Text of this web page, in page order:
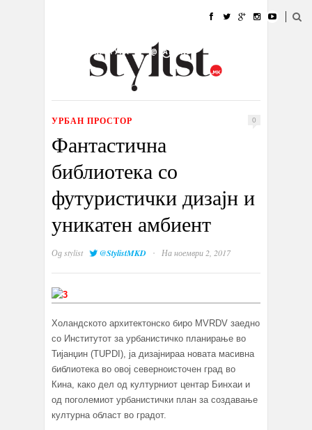
УБАВИНА
КУЛТУРА @РАБОТА
ИЗЛОГ
УРБАН ПРОСТОР 0
Фантастична
библиотека со
футуристички дизајн и
уникатен амбиент
Одstylist @StylistMKD · На ноември 2, 2017
Холандското архитектонско биро MVRDV заедно
со Институтот за урбанистичко планирање во
Тијанџин (TUPDI), ја дизајнираа новата масивна
библиотека во овој северноисточен град во
Кина, како дел од културниот центар Бинхаи и
од поголемиот урбанистички план за создавање
културна област во градот.